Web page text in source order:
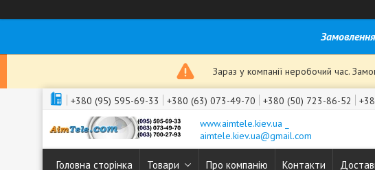
Зараз у компанії неробочий час.
+380 (95) 595-69-33 +380 (63) 073-49-70 +380 (50) 723-86-52
www.aimtele.kiev.ua _
aimtele.kiev.ua@gmail.com
Головна сторінка Товари Про компанію Контакти